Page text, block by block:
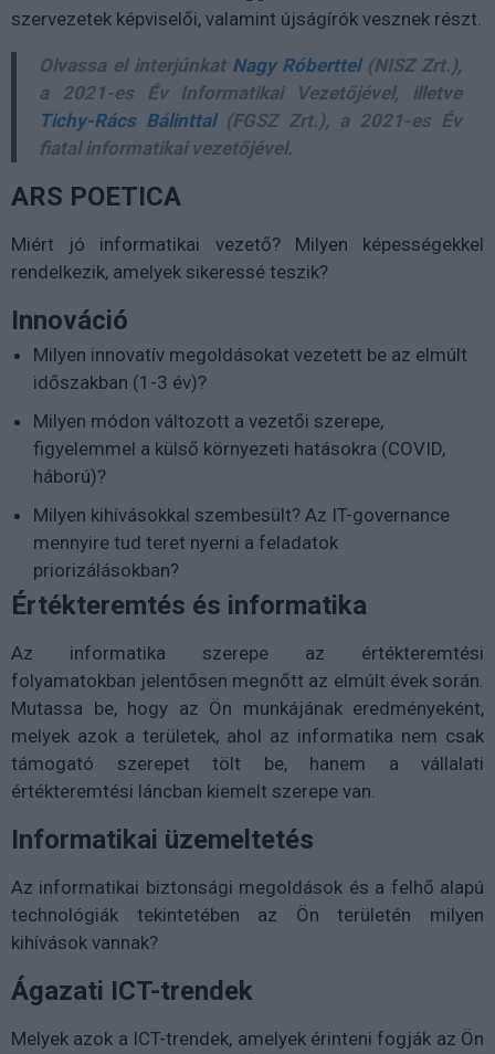
szervezetek képviselői, valamint újságírók vesznek részt.
Olvassa el interjúnkat Nagy Róberttel(NISZ Zrt.),
a 2021-es Év Informatikai Vezetőjével, illetve
Tichy-Rács Bálinttal(FGSZ Zrt.), a 2021-es Év
fiatal informatikai vezetőjével.
ARS POETICA
Miért jó informatikai vezető? Milyen képességekkel
rendelkezik, amelyek sikeressé teszik?
Innováció
Milyen innovatív megoldásokat vezetett be az elmúlt
időszakban (1-3 év)?
Milyen módon változott a vezetői szerepe,
figyelemmel a külső környezeti hatásokra (COVID,
háború)?
Milyen kihívásokkal szembesült? Az IT-governance
mennyire tud teret nyerni a feladatok
priorizálásokban?
Értékteremtés és informatika
Az informatika szerepe az értékteremtési
folyamatokban jelentősen megnőtt az elmúlt évek során.
Mutassa be, hogy az Ön munkájának eredményeként,
melyek azok a területek, ahol az informatika nem csak
támogató szerepet tölt be, hanem a vállalati
értékteremtési láncban kiemelt szerepe van.
Informatikai üzemeltetés
Az informatikai biztonsági megoldások és a felhő alapú
technológiák tekintetében az Ön területén milyen
kihívások vannak?
Ágazati ICT-trendek
Melyek azok a ICT-trendek, amelyek érinteni fogják az Ön